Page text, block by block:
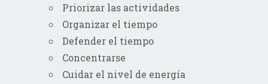
Priorizar las actividades
Organizar el tiempo
Defender el tiempo
Concentrarse
Cuidar el nivel de energía